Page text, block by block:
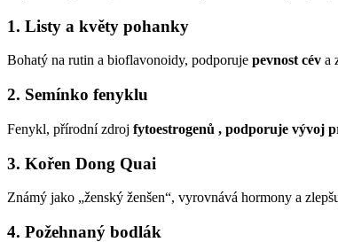
1. Listy a květy pohanky
Bohatý na rutin a bioflavonoidy, podporuje pevnost cév a
2. Semínko fenyklu
Fenykl, přírodní zdroj fytoestrogenů , podporuje vývoj
3. Kořen Dong Quai
Známý jako „ženský ženšen“, vyrovnává hormony a
4. Požehnaný bodlák